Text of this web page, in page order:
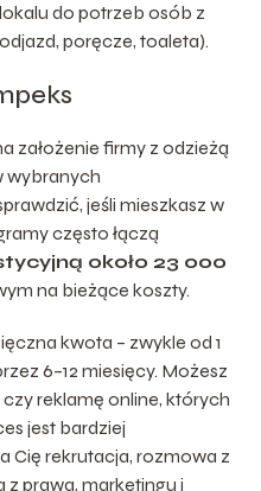
do potrzeb osób z
poręcze, toaleta).
założenie firmy z odzieżą
wybranych
jeśli mieszkasz w
często łączą
około 23 000
na bieżące koszty.
kwota – zwykle od 1
6–12 miesięcy. Możesz
reklamę online, których
jest bardziej
Cię rekrutacja, rozmowa z
prawa, marketingu i